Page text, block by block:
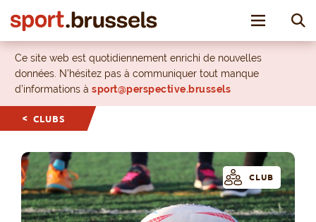
Toggle
Ce site web est quotidiennement enrichi de nouvelles
données. N’hésitez pas à communiquer tout manque
d’informations à sport@perspective.brussels
CLUBS
CLUB